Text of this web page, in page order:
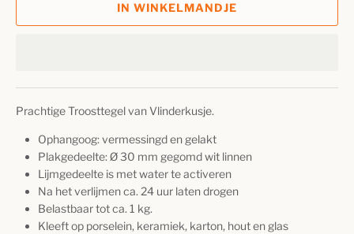
IN WINKELMANDJE
Prachtige Troosttegel van Vlinderkusje.
Ophangoog: vermessingd en gelakt
Plakgedeelte: Ø 30 mm gegomd wit linnen
Lijmgedeelte is met water te activeren
Na het verlijmen ca. 24 uur laten drogen
Belastbaar tot ca. 1 kg.
Kleeft op porselein, keramiek, karton, hout en glas